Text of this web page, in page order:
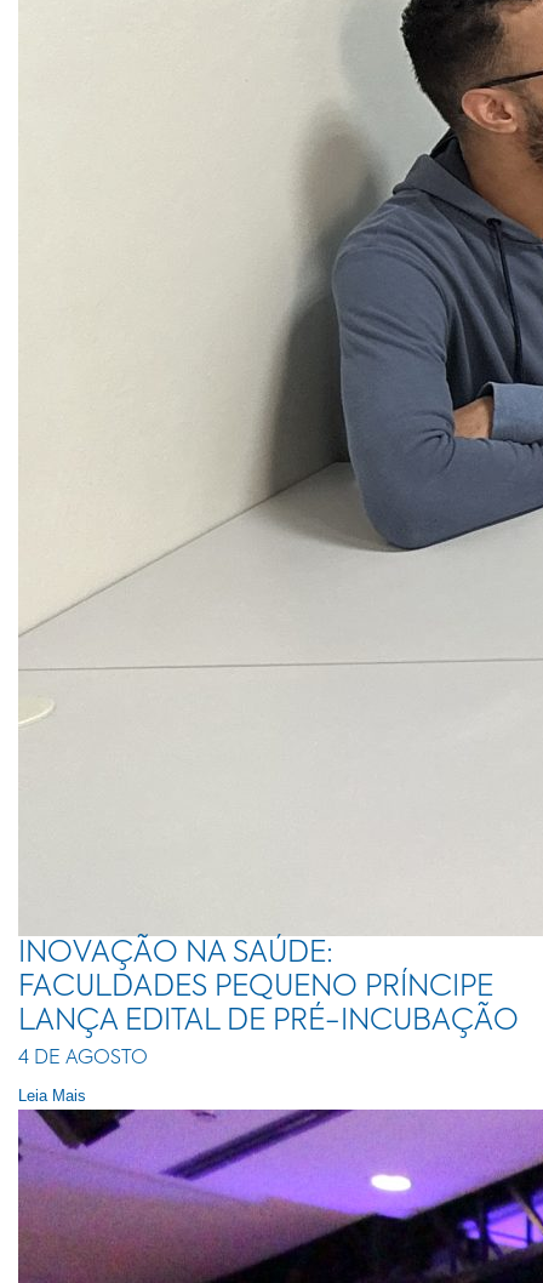
INOVAÇÃO NA SAÚDE:
FACULDADES PEQUENO PRÍNCIPE
LANÇA EDITAL DE PRÉ-INCUBAÇÃO
4 DE AGOSTO
Leia Mais